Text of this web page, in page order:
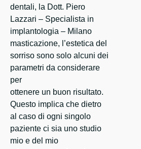
dentali, la Dott. Piero
Lazzari – Specialista in
implantologia – Milano
masticazione, l’estetica del
sorriso sono solo alcuni dei
parametri da considerare
per
ottenere un buon risultato.
Questo implica che dietro
al caso di ogni singolo
paziente ci sia uno studio
mio e del mio